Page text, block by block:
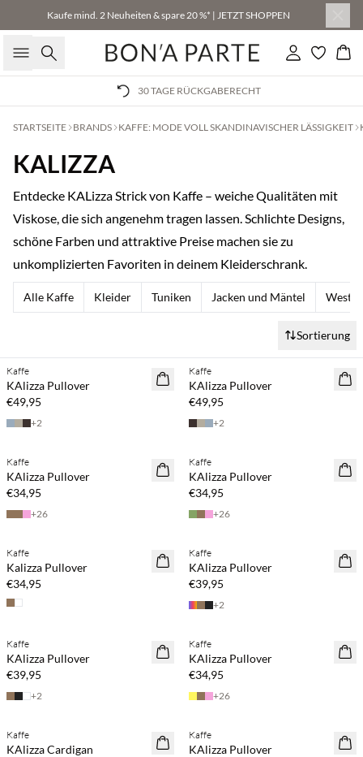
Kaufe mind. 2 Neuheiten & spare 20 %* | JETZT SHOPPEN
Suche Einloggen
30 TAGE RÜCKGABERECHT
STARTSEITE BRANDS KAFFE: MODE VOLL SKANDINAVISCHER LÄSSIGKEIT
KALIZZA
Entdecke KALizza Strick von Kaffe – weiche Qualitäten mit
Viskose, die sich angenehm tragen lassen. Schlichte Designs,
schöne Farben und attraktive Preise machen sie zu
unkomplizierten Favoriten in deinem Kleiderschrank.
Alle Kaffe Kleider Tuniken Jacken und Mäntel Westen
Sortierung
NEUHEITEN
Kaffe
KAlizza Pullover
€49,95
+2
NEUHEITEN
Kaufe mind. 2 & spare 20 %
Kaffe
KAlizza Pullover
€49,95
+2
NEUHEITEN
Kaffe
KAlizza Pullover
€34,95
+26
NEUHEITEN
Kaffe
KAlizza Pullover
€34,95
+26
NEUHEITEN
Kaffe
Kalizza Pullover
€34,95
NEUHEITEN
Kaffe
KAlizza Pullover
€39,95
+2
NEUHEITEN
Kaffe
KAlizza Pullover
€39,95
+2
NEUHEITEN
Kaffe
KAlizza Pullover
€34,95
+26
NEUHEITEN
Kaffe
KAlizza Cardigan
NEUHEITEN
Kaffe
KAlizza Pullover